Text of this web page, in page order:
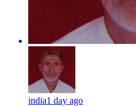
india1 day ago